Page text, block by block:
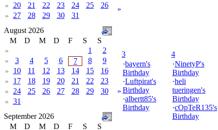
»
20 21 22 23 24 25
26
»
27 28 29 30
31
August 2026
M
D M D F S
S
»
1
2
»
3 4 5 6 7 8
9
»
10 11 12 13 14 15
16
»
17 18 19 20 21 22
23
»
24 25 26 27 28 29
30
» 31
September 2026
M
D M D F S
S
»
»
3
·bayern's
Birthday
·Luftpirat's
Birthday
·albertt85's
Birthday
4
·NinetyP's
Birthday
·heli
tueringen's
Birthday
·cOpTeR135's
Birthday